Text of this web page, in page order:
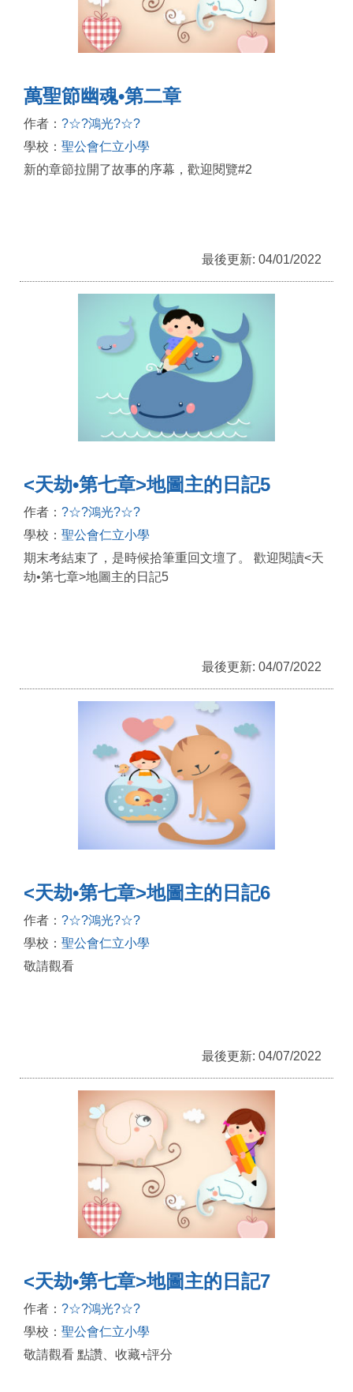
萬聖節幽魂•第二章
作者： ?☆?鴻光?☆?
學校： 聖公會仁立小學
新的章節拉開了故事的序幕，歡迎閱覽#2
最後更新: 04/01/2022
<天劫•第七章>地圖主的日記5
作者： ?☆?鴻光?☆?
學校： 聖公會仁立小學
期末考結束了，是時候拾筆重回文壇了。 歡迎閱讀<天
劫•第七章>地圖主的日記5
最後更新: 04/07/2022
<天劫•第七章>地圖主的日記6
作者： ?☆?鴻光?☆?
學校： 聖公會仁立小學
敬請觀看
最後更新: 04/07/2022
<天劫•第七章>地圖主的日記7
作者： ?☆?鴻光?☆?
學校： 聖公會仁立小學
敬請觀看 點讚、收藏+評分